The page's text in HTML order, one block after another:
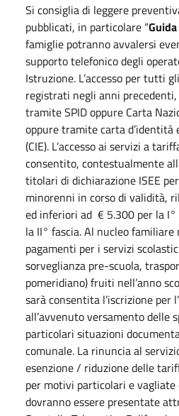
Si consiglia di leggere
pubblicati, in particolare “
famiglie potranno avvalersi
supporto telefonico degli
Istruzione. L’accesso per tutti
registrati negli anni
tramite SPID oppure Carta
oppure tramite carta d’identità
(CIE). L’accesso ai servizi a
consentito, contestualmente
titolari di dichiarazione ISEE
minorenni in corso di validità,
ed inferiori ad € 5.300 per la
la II° fascia. Al nucleo familiare
pagamenti per i servizi
sorveglianza pre-scuola,
pomeridiano) fruiti nell’anno
sarà consentita l’iscrizione per
all’avvenuto versamento delle
particolari situazioni
comunale. La rinuncia al
esenzione / riduzione delle
per motivi particolari e
dovranno essere presentate